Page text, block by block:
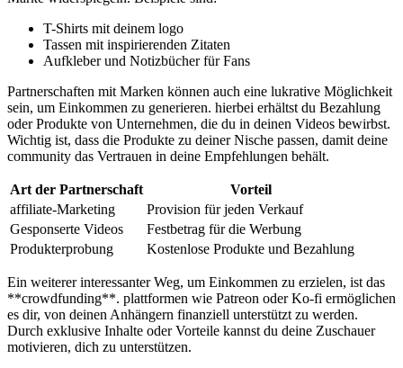
T-Shirts ‍mit deinem logo
Tassen mit inspirierenden Zitaten
Aufkleber und Notizbücher ‍für Fans
Partnerschaften mit Marken können auch eine lukrative Möglichkeit
sein, um Einkommen zu generieren. hierbei erhältst du Bezahlung
oder Produkte von‍ Unternehmen, die du in deinen Videos bewirbst.
Wichtig ist, dass die Produkte zu deiner ‌Nische passen,​ damit‍ deine
community ​das Vertrauen in deine Empfehlungen behält.
Art der Partnerschaft
Vorteil
affiliate-Marketing
Provision für jeden Verkauf
Gesponserte⁤ Videos
Festbetrag⁣ für die ⁤Werbung
Produkterprobung
Kostenlose Produkte und Bezahlung
Ein weiterer interessanter Weg, um ⁤Einkommen zu erzielen, ist das⁤
**crowdfunding**. plattformen wie ⁣Patreon oder Ko-fi ermöglichen
es dir, von deinen Anhängern finanziell unterstützt zu werden.
Durch exklusive Inhalte oder Vorteile kannst⁤ du deine Zuschauer
motivieren, dich ‌zu unterstützen.